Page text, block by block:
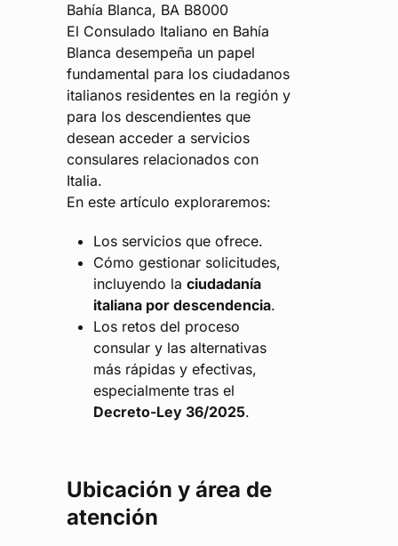
Bahía Blanca, BA B8000
El Consulado Italiano en Bahía
Blanca desempeña un papel
fundamental para los ciudadanos
italianos residentes en la región y
para los descendientes que
desean acceder a servicios
consulares relacionados con
Italia.
En este artículo exploraremos:
Los servicios que ofrece.
Cómo gestionar solicitudes,
incluyendo la ciudadanía
italiana por descendencia.
Los retos del proceso
consular y las alternativas
más rápidas y efectivas,
especialmente tras el
Decreto-Ley 36/2025.
Ubicación y área de
atención